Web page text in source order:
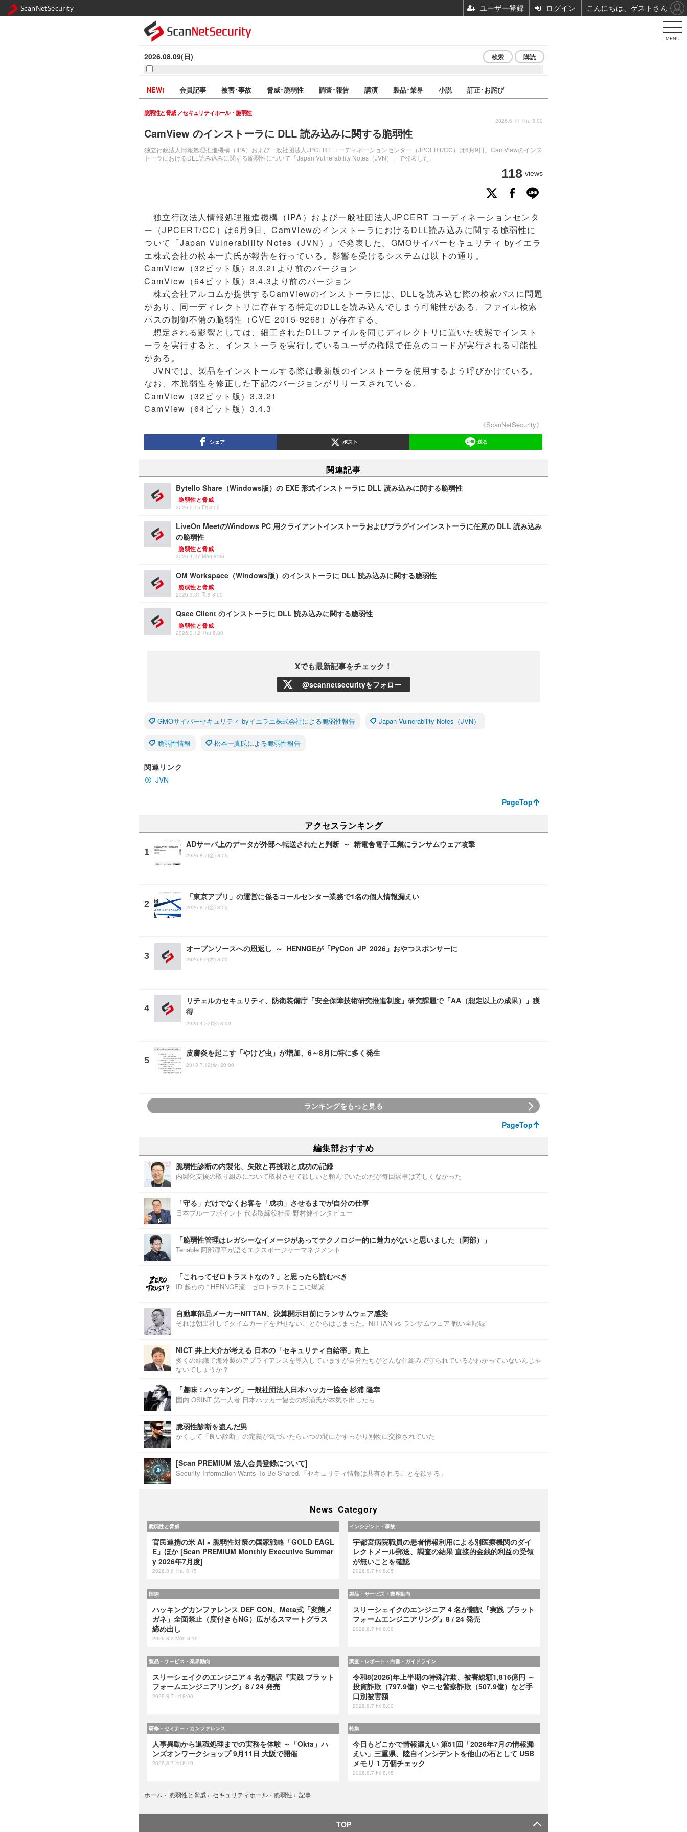
MENU
2026.08.09(日) 検索 購読
NEW! 会員記事 被害･事故 脅威･脆弱性 調査･報告 講演 製品･業界 小説 訂正･お詫び
CamView のインストーラに DLL 読み込みに関する脆弱性
独立行政法人情報処理推進機構（IPA）および一般社団法人JPCERT コーディネーションセンター（JPCERT/CC）は6月9日、CamViewのインス
トーラにおけるDLL読み込みに関する脆弱性について「Japan Vulnerability Notes（JVN）」で発表した。
脆弱性と脅威 セキュリティホール・脆弱性
118 views
2026.6.11 Thu 8:00
独立行政法人情報処理推進機構（IPA）および一般社団法人JPCERT コーディネーションセンタ
ー（JPCERT/CC）は6月9日、CamViewのインストーラにおけるDLL読み込みに関する脆弱性に
ついて「Japan Vulnerability Notes（JVN）」で発表した。GMOサイバーセキュリティ byイエラ
エ株式会社の松本一真氏が報告を行っている。影響を受けるシステムは以下の通り。
CamView（32ビット版）3.3.21より前のバージョン
CamView（64ビット版）3.4.3より前のバージョン
株式会社アルコムが提供するCamViewのインストーラには、DLLを読み込む際の検索パスに問題
があり、同一ディレクトリに存在する特定のDLLを読み込んでしまう可能性がある、ファイル検索
パスの制御不備の脆弱性（CVE-2015-9268）が存在する。
想定される影響としては、細工されたDLLファイルを同じディレクトリに置いた状態でインスト
ーラを実行すると、インストーラを実行しているユーザの権限で任意のコードが実行される可能性
がある。
JVNでは、製品をインストールする際は最新版のインストーラを使用するよう呼びかけている。
なお、本脆弱性を修正した下記のバージョンがリリースされている。
CamView（32ビット版）3.3.21
CamView（64ビット版）3.4.3
《ScanNetSecurity》
シェア ポスト 送る
関連記事
Bytello Share（Windows版）の EXE 形式インストーラに DLL 読み込みに関する脆弱性
脆弱性と脅威
2026.5.15 Fri 8:00
LiveOn MeetのWindows PC 用クライアントインストーラおよびプラグインインストーラに任意の DLL 読み込み
の脆弱性
脆弱性と脅威
2026.4.27 Mon 8:00
OM Workspace（Windows版）のインストーラに DLL 読み込みに関する脆弱性
脆弱性と脅威
2026.3.31 Tue 8:00
Qsee Client のインストーラに DLL 読み込みに関する脆弱性
脆弱性と脅威
2026.3.12 Thu 8:00
Xでも最新記事をチェック！
@scannetsecurityをフォロー
GMOサイバーセキュリティ byイエラエ株式会社による脆弱性報告 Japan Vulnerability Notes（JVN）
脆弱性情報 松本一真氏による脆弱性報告
関連リンク
JVN
PageTop
アクセスランキング
ADサーバ上のデータが外部へ転送されたと判断 ～ 精電舎電子工業にランサムウェア攻撃
2026.8.7(金) 8:05
「東京アプリ」の運営に係るコールセンター業務で1名の個人情報漏えい
2026.8.7(金) 8:05
オープンソースへの恩返し ～ HENNGEが「PyCon JP 2026」おやつスポンサーに
2026.8.6(木) 8:00
リチェルカセキュリティ、防衛装備庁「安全保障技術研究推進制度」研究課題で「AA（想定以上の成果）」獲
得
2026.4.22(水) 8:00
皮膚炎を起こす「やけど虫」が増加、6～8月に特に多く発生
2013.7.12(金) 20:00
ランキングをもっと見る
PageTop
編集部おすすめ
脆弱性診断の内製化、失敗と再挑戦と成功の記録
内製化支援の取り組みについて取材させて欲しいと頼んでいたのだが毎回返事は芳しくなかった
「守る」だけでなくお客を「成功」させるまでが自分の仕事
日本プルーフポイント 代表取締役社長 野村健インタビュー
「脆弱性管理はレガシーなイメージがあってテクノロジー的に魅力がないと思いました（阿部）」
Tenable 阿部淳平が語るエクスポージャーマネジメント
「これってゼロトラストなの？」と思ったら読むべき
ID 起点の “ HENNGE流 ” ゼロトラストここに爆誕
自動車部品メーカーNITTAN、決算開示目前にランサムウェア感染
それは朝出社してタイムカードを押せないことからはじまった。NITTAN vs ランサムウェア 戦い全記録
NICT 井上大介が考える 日本の「セキュリティ自給率」向上
多くの組織で海外製のアプライアンスを導入していますが自分たちがどんな仕組みで守られているかわかっていないんじゃ
ないでしょうか？
「趣味：ハッキング」一般社団法人日本ハッカー協会 杉浦 隆幸
国内 OSINT 第一人者 日本ハッカー協会の杉浦氏が本気を出したら
脆弱性診断を盗んだ男
かくして「良い診断」の定義が気づいたらいつの間にかすっかり別物に交換されていた
[Scan PREMIUM 法人会員登録について]
Security Information Wants To Be Shared.「セキュリティ情報は共有されることを欲する」
News Category
脆弱性と脅威
官民連携の米 AI × 脆弱性対策の国家戦略「GOLD EAGL
E」ほか [Scan PREMIUM Monthly Executive Summar
y 2026年7月度]
2026.8.6 Thu 8:15
インシデント・事故
宇都宮病院職員の患者情報利用による別医療機関のダイ
レクトメール郵送、調査の結果 直接的金銭的利益の受領
が無いことを確認
2026.8.7 Fri 8:05
国際
ハッキングカンファレンス DEF CON、Meta式「変態メ
ガネ」全面禁止（度付きもNG）広がるスマートグラス
締め出し
2026.8.3 Mon 8:15
製品・サービス・業界動向
スリーシェイクのエンジニア 4 名が翻訳『実践 プラット
フォームエンジニアリング』8 / 24 発売
2026.8.7 Fri 8:00
製品・サービス・業界動向
スリーシェイクのエンジニア 4 名が翻訳『実践 プラット
フォームエンジニアリング』8 / 24 発売
2026.8.7 Fri 8:00
調査・レポート・白書・ガイドライン
令和8(2026)年上半期の特殊詐欺、被害総額1,816億円 ～
投資詐欺（797.9億）やニセ警察詐欺（507.9億）など手
口別被害額
2026.8.7 Fri 8:00
研修・セミナー・カンファレンス
人事異動から退職処理までの実務を体験 ～「Okta」ハ
ンズオンワークショップ 9月11日 大阪で開催
2026.8.7 Fri 8:10
特集
今日もどこかで情報漏えい 第51回「2026年7月の情報漏
えい」三重県、陸自インシデントを他山の石として USB
メモリ 1 万個チェック
2026.8.7 Fri 8:15
ホーム › 脆弱性と脅威 › セキュリティホール・脆弱性 › 記事
TOP
ScanNetSecurity ユーザー登録 ログイン こんにちは、ゲストさん